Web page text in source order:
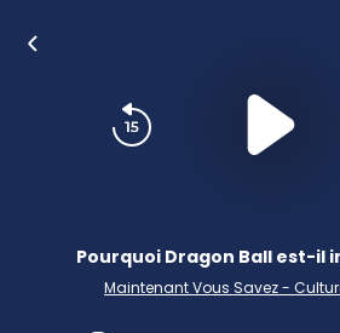
Pourquoi Dragon Ball est-il
Maintenant Vous Savez -